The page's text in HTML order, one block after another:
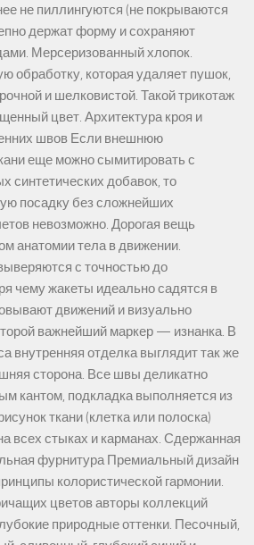
не пиллингуются (не покрываются
держат форму и сохраняют
Мерсеризованный хлопок.
обработку, которая удаляет пушок,
и шелковистой. Такой трикотаж
цвет. Архитектура кроя и
швов Если внешнюю
еще можно сымитировать с
синтетических добавок, то
посадку без сложнейших
невозможно. Дорогая вещь
анатомии тела в движении.
с точностью до
чему жакеты идеально садятся в
движений и визуально
важнейший маркер — изнанка. В
внутренняя отделка выглядит так же
сторона. Все швы деликатно
кантом, подкладка выполняется из
ткани (клетка или полоска)
всех стыках и карманах. Сдержанная
фурнитура Премиальный дизайн
колористической гармонии.
цветов авторы коллекций
природные оттенки. Песочный,